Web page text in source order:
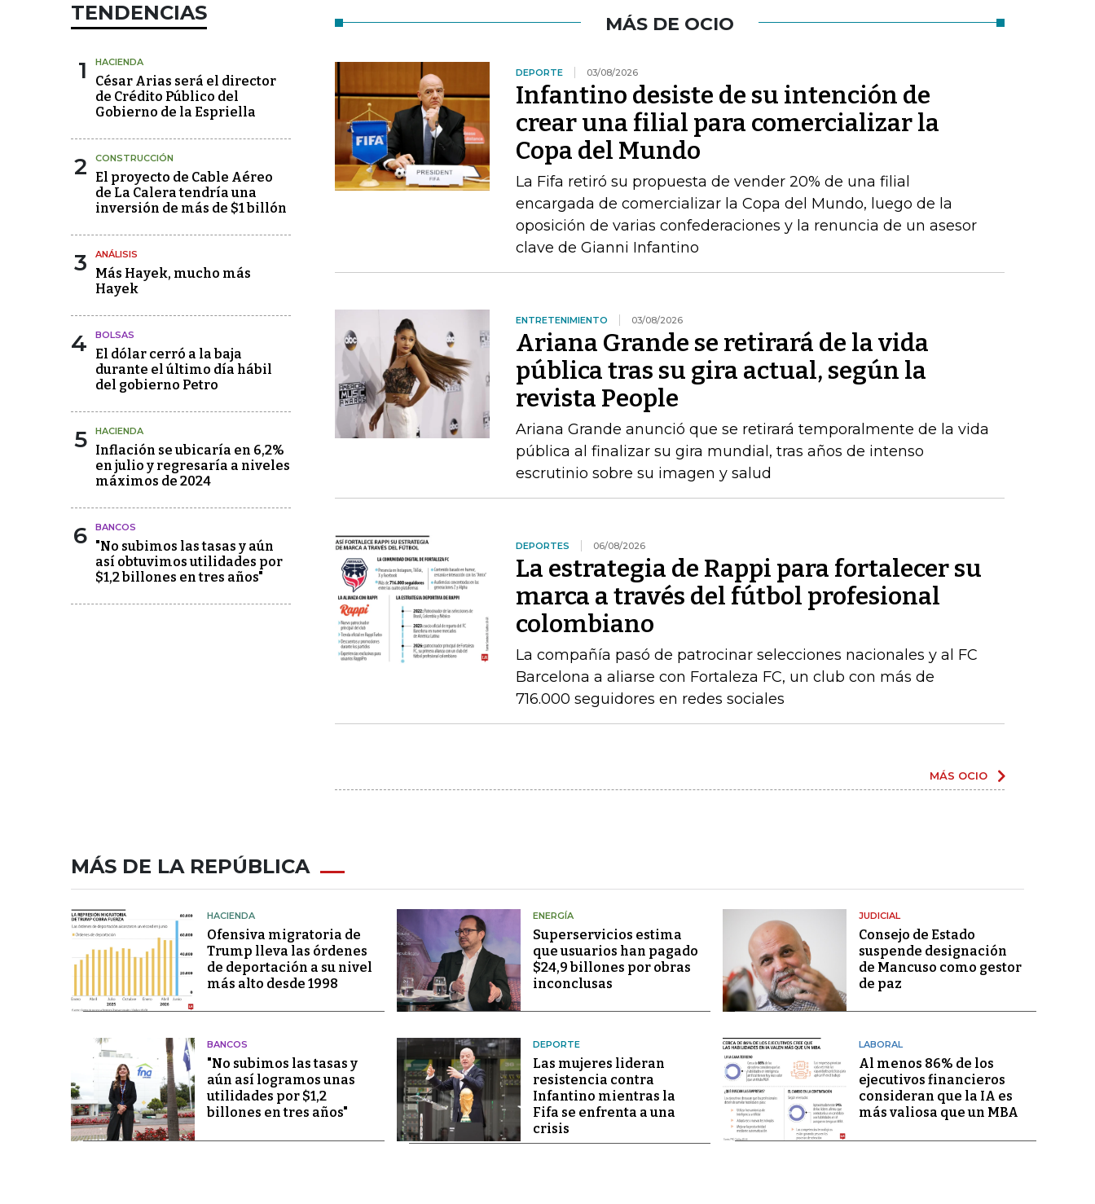
TENDENCIAS
1 HACIENDA
César Arias será el director
de Crédito Público del
Gobierno de la Espriella
2 CONSTRUCCIÓN
El proyecto de Cable Aéreo
de La Calera tendría una
inversión de más de $1 billón
3 ANÁLISIS
Más Hayek, mucho más
Hayek
4 BOLSAS
El dólar cerró a la baja
durante el último día hábil
del gobierno Petro
5 HACIENDA
Inflación se ubicaría en 6,2%
en julio y regresaría a niveles
máximos de 2024
6 BANCOS
"No subimos las tasas y aún
así obtuvimos utilidades por
$1,2 billones en tres años"
MÁS DE OCIO
DEPORTE 03/08/2026
Infantino desiste de su intención de
crear una filial para comercializar la
Copa del Mundo
La Fifa retiró su propuesta de vender 20% de una filial
encargada de comercializar la Copa del Mundo, luego de la
oposición de varias confederaciones y la renuncia de un asesor
clave de Gianni Infantino
ENTRETENIMIENTO 03/08/2026
Ariana Grande se retirará de la vida
pública tras su gira actual, según la
revista People
Ariana Grande anunció que se retirará temporalmente de la vida
pública al finalizar su gira mundial, tras años de intenso
escrutinio sobre su imagen y salud
DEPORTES 06/08/2026
La estrategia de Rappi para fortalecer su
marca a través del fútbol profesional
colombiano
La compañía pasó de patrocinar selecciones nacionales y al FC
Barcelona a aliarse con Fortaleza FC, un club con más de
716.000 seguidores en redes sociales
MÁS OCIO
MÁS DE LA REPÚBLICA
HACIENDA
Ofensiva migratoria de
Trump lleva las órdenes
de deportación a su nivel
más alto desde 1998
ENERGÍA
Superservicios estima
que usuarios han pagado
$24,9 billones por obras
inconclusas
JUDICIAL
Consejo de Estado
suspende designación
de Mancuso como gestor
de paz
BANCOS
"No subimos las tasas y
aún así logramos unas
utilidades por $1,2
billones en tres años"
DEPORTE
Las mujeres lideran
resistencia contra
Infantino mientras la
Fifa se enfrenta a una
crisis
LABORAL
Al menos 86% de los
ejecutivos financieros
consideran que la IA es
más valiosa que un MBA